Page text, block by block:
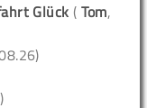
Glück ( Tom,